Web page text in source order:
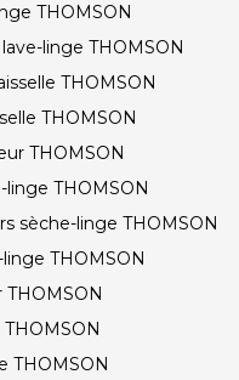
THOMSON
linge THOMSON
THOMSON
THOMSON
THOMSON
linge THOMSON
sèche-linge THOMSON
THOMSON
THOMSON